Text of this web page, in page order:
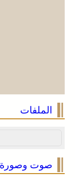
الملفات
صوت وصورة